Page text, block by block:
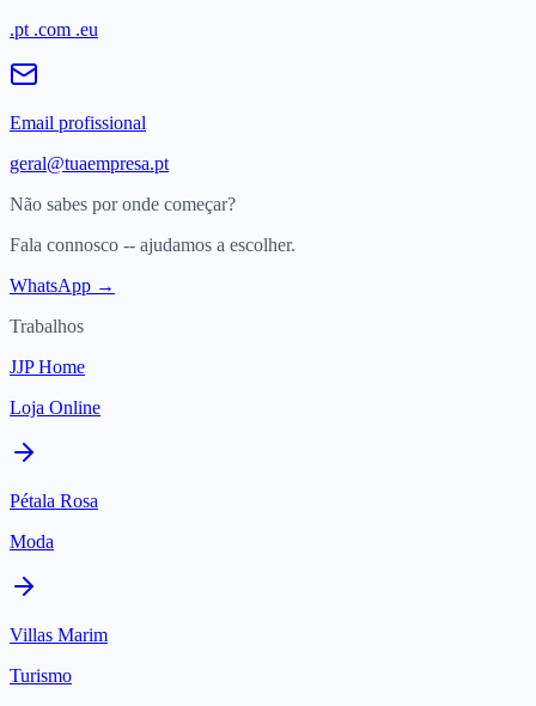
.pt .com .eu
Email profissional
geral@tuaempresa.pt
Não sabes por onde começar?
Fala connosco -- ajudamos a escolher.
WhatsApp →
Trabalhos
JJP Home
Loja Online
Pétala Rosa
Moda
Villas Marim
Turismo